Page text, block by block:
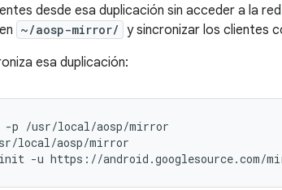
desde esa duplicación sin acceder a la
~/aosp-mirror/ y sincronizar los clientes
esa duplicación:
-p /usr/local/aosp/mirror
local/aosp/mirror
init -u https://android.googlesource.com/